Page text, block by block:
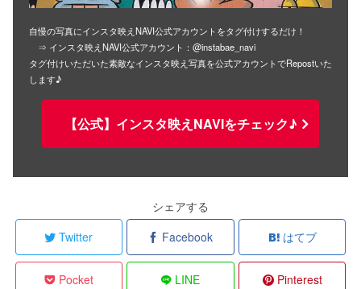
自慢の写真にインスタ映えNAVI公式アカウントをタグ付けするだけ！
⇒ インスタ映えNAVI公式アカウント：@instabae_navi
タグ付けいただいた素敵なインスタ映え写真を公式アカウントでRepostいた
します♪
【公式】インスタ映えNAVIをチェック♪
シェアする
Twitter
Facebook はてブ
Pocket LINE Pinterest